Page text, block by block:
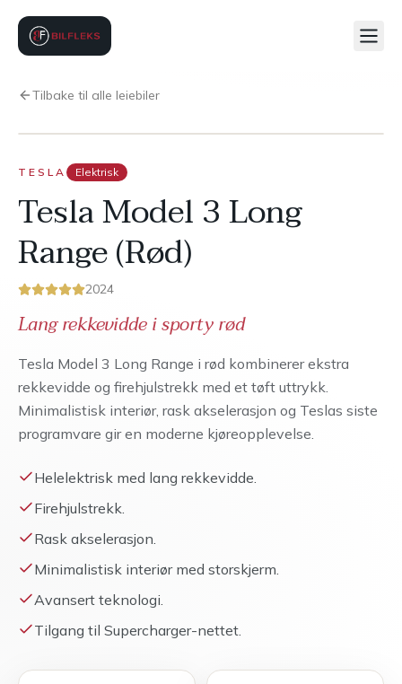
Tilbake til alle leiebiler
TESLA Elektrisk
Tesla Model 3 Long
Range (Rød)
2024
Lang rekkevidde i sporty rød
Tesla Model 3 Long Range i rød kombinerer ekstra
rekkevidde og firehjulstrekk med et tøft uttrykk.
Minimalistisk interiør, rask akselerasjon og Teslas siste
programvare gir en moderne kjøreopplevelse.
Helelektrisk med lang rekkevidde.
Firehjulstrekk.
Rask akselerasjon.
Minimalistisk interiør med storskjerm.
Avansert teknologi.
Tilgang til Supercharger-nettet.